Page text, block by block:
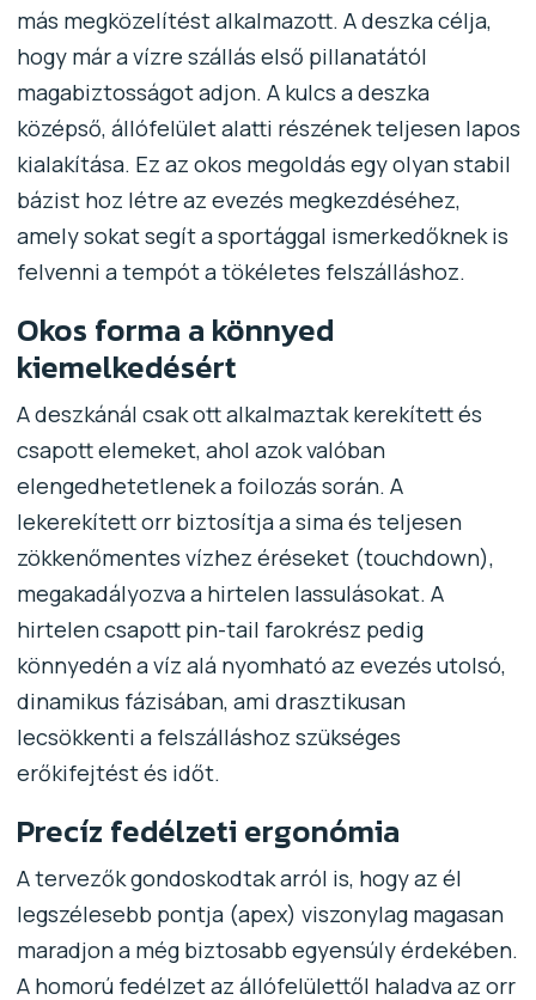
más megközelítést alkalmazott. A deszka célja,
hogy már a vízre szállás első pillanatától
magabiztosságot adjon. A kulcs a deszka
középső, állófelület alatti részének teljesen lapos
kialakítása. Ez az okos megoldás egy olyan stabil
bázist hoz létre az evezés megkezdéséhez,
amely sokat segít a sportággal ismerkedőknek is
felvenni a tempót a tökéletes felszálláshoz.
Okos forma a könnyed
kiemelkedésért
A deszkánál csak ott alkalmaztak kerekített és
csapott elemeket, ahol azok valóban
elengedhetetlenek a foilozás során. A
lekerekített orr biztosítja a sima és teljesen
zökkenőmentes vízhez éréseket (touchdown),
megakadályozva a hirtelen lassulásokat. A
hirtelen csapott pin-tail farokrész pedig
könnyedén a víz alá nyomható az evezés utolsó,
dinamikus fázisában, ami drasztikusan
lecsökkenti a felszálláshoz szükséges
erőkifejtést és időt.
Precíz fedélzeti ergonómia
A tervezők gondoskodtak arról is, hogy az él
legszélesebb pontja (apex) viszonylag magasan
maradjon a még biztosabb egyensúly érdekében.
A homorú fedélzet az állófelülettől haladva az orr